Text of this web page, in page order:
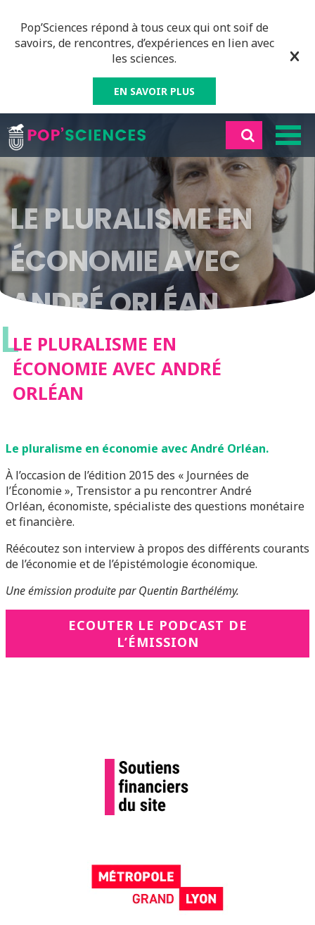
Pop’Sciences répond à tous ceux qui ont soif de
savoirs, de rencontres, d’expériences en lien avec
les sciences.
EN SAVOIR PLUS
LE PLURALISME EN
ÉCONOMIE AVEC
ANDRÉ ORLÉAN
LLE PLURALISME EN
ÉCONOMIE AVEC ANDRÉ
ORLÉAN
Le pluralisme en économie avec André Orléan.
À l’occasion de l’édition 2015 des « Journées de
l’Économie », Trensistor a pu rencontrer André
Orléan, économiste, spécialiste des questions monétaire
et financière.
Réécoutez son interview à propos des différents courants
de l’économie et de l’épistémologie économique.
Une émission produite par Quentin Barthélémy.
ECOUTER LE PODCAST DE
L’ÉMISSION